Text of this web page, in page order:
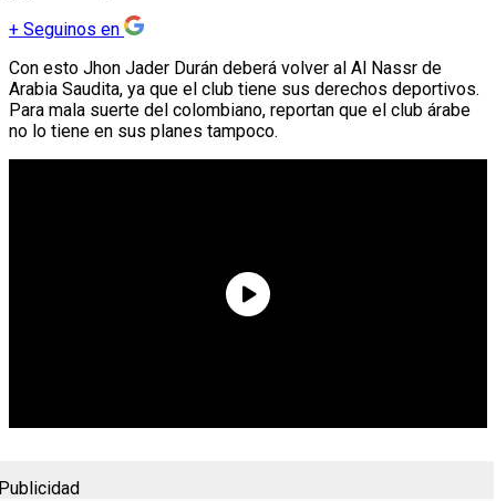
+ Seguinos en
Con esto Jhon Jader Durán deberá volver al Al Nassr de
Arabia Saudita, ya que el club tiene sus derechos deportivos.
Para mala suerte del colombiano, reportan que el club árabe
no lo tiene en sus planes tampoco.